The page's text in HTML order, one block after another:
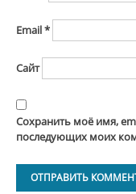
Email*
Сайт
Сохранить моё имя,
последующих моих